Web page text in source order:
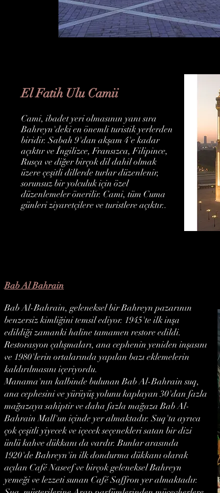
El Fatih Ulu Camii
Cami, ibadet yeri olmasının yanı sıra
Bahreyn'deki en önemli turistik yerlerden
biridir. Sabah 9'dan akşam 4'e kadar
açıktır ve İngilizce, Fransızca, Filipince,
Rusça ve diğer birçok dil dahil olmak
üzere çeşitli dillerde turlar düzenlenir,
sorunsuz bir yolculuk için özel
düzenlemeler önerilir. Cami, tüm Cuma
günleri ziyaretçilere ve turistlere açıktır..
Bab Al Bahrain
Bab Al-Bahrain, geleneksel bir Bahreyn pazarının
benzersiz kimliğini temsil ediyor. 1945'te ilk inşa
edildiği zamanki haline tamamen restore edildi.
Restorasyon çalışmaları, ana cephenin yeniden inşasını
ve 1980'lerin ortalarında yapılan bazı eklemelerin
kaldırılmasını içeriyordu.
Manama'nın kalbinde bulunan Bab Al-Bahrain suq,
ana cephesini ve yürüyüş yolunu kaplayan 30'dan fazla
mağazaya sahiptir ve daha fazla mağaza Bab Al-
Bahrain Mall'un içinde yer almaktadır. Suq'ta ayrıca
çok çeşitli yiyecek ve içecek seçenekleri satan bir dizi
ünlü kahve dükkanı da vardır. Bunlar arasında
1920'de Bahreyn'in ilk dondurma dükkanı olarak
açılan Café Naseef ve birçok geleneksel Bahreyn
yemeği ve lezzeti sunan Café Saffron yer almaktadır.